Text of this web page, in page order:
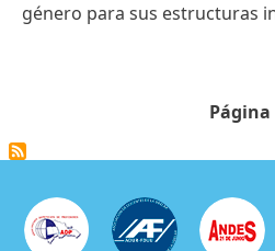
género para sus estructuras
Página